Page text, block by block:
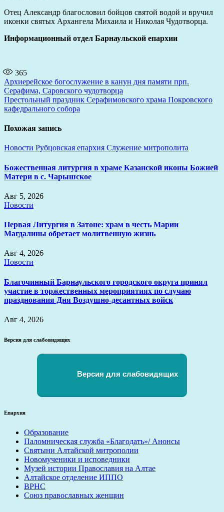
Отец Александр благословил бойцов святой водой и вручил
иконки святых Архангела Михаила и Николая Чудотворца.
Информационный отдел Барнаульской епархии
365
Навигация
по
записям
Архиерейское богослужение в канун дня памяти прп.
Серафима, Саровского чудотворца
Престольный праздник Серафимовского храма Покровского
кафедрального собора
Похожая запись
Новости Рубцовская епархия Служение митрополита
Божественная литургия в храме Казанской иконы Божией
Матери в с. Чарышское
Авг 5, 2026
Новости
Первая Литургия в Затоне: храм в честь Марии
Магдалины обретает молитвенную жизнь
Авг 4, 2026
Новости
Благочинный Барнаульского городского округа принял
участие в торжественных мероприятиях по случаю
празднования Дня Воздушно-десантных войск
Авг 4, 2026
Версия для слабовидящих
Версия для слабовидящих
Епархия
Образование
Паломническая служба «Благодать»/ Анонсы
Святыни Алтайской митрополии
Новомученики и исповедники
Музей истории Православия на Алтае
Алтайское отделение ИППО
ВРНС
Союз православных женщин